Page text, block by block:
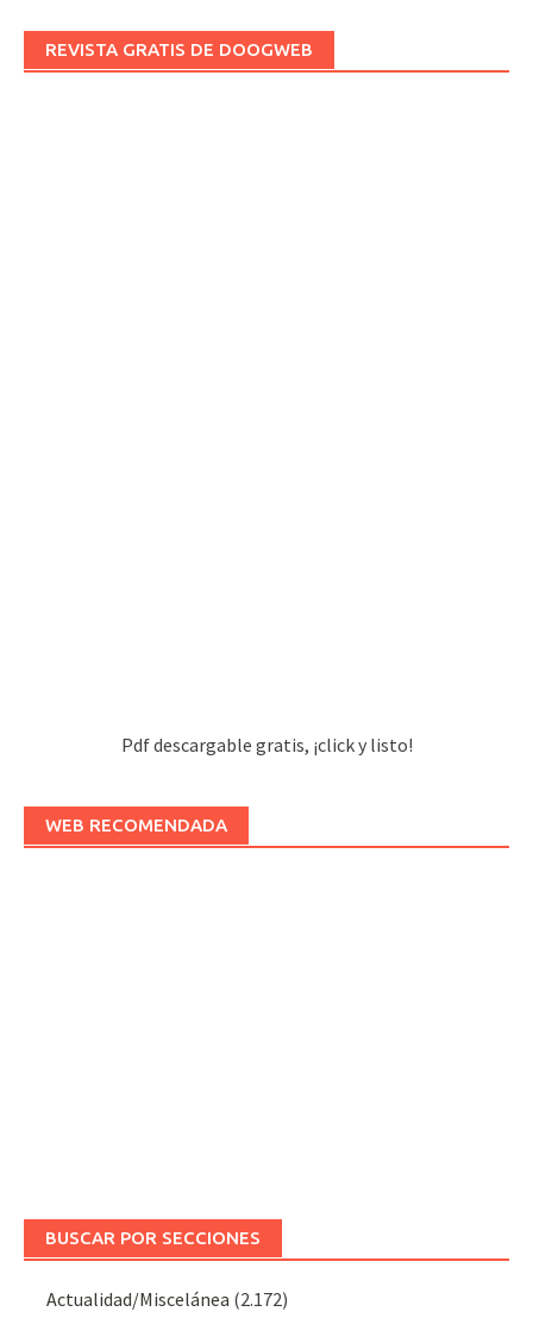
REVISTA GRATIS DE DOOGWEB
Pdf descargable gratis, ¡click y listo!
WEB RECOMENDADA
BUSCAR POR SECCIONES
Actualidad/Miscelánea (2.172)